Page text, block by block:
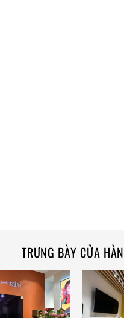
TRƯNG BÀY CỬA